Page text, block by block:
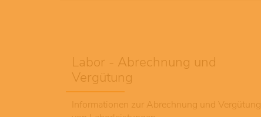
Labor - Abrechnung und
Vergütung
Informationen zur Abrechnung und Vergütung